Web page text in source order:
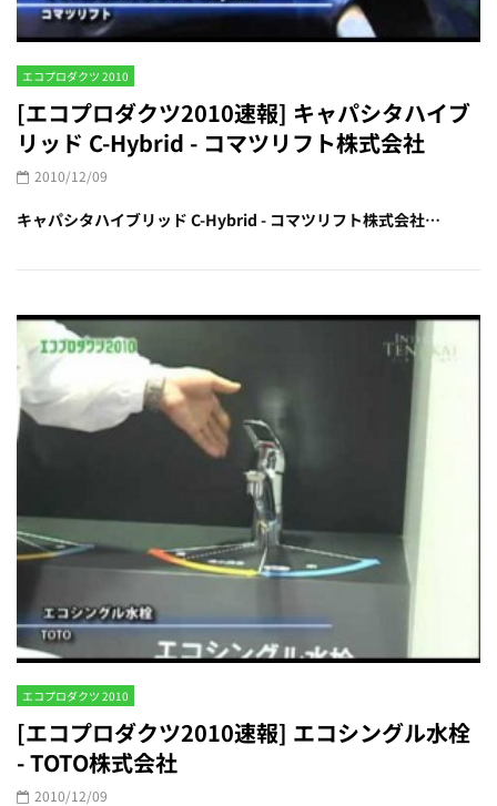
エコプロダクツ 2010
[エコプロダクツ2010速報] キャパシタハイブ
リッド C-Hybrid - コマツリフト株式会社
2010/12/09
キャパシタハイブリッド C-Hybrid - コマツリフト株式会社…
エコプロダクツ 2010
[エコプロダクツ2010速報] エコシングル水栓
- TOTO株式会社
2010/12/09